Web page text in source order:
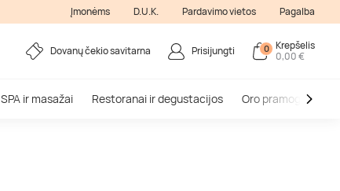
Įmonėms D.U.K. Pardavimo vietos Pagalba
Dovanų čekio savitarna Prisijungti 0 Krepšelis
0,00 €
SPA ir masažai Restoranai ir degustacijos Oro pramogos